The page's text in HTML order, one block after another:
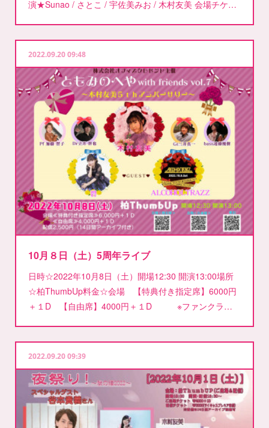
演★Sunao / さとこ / 宇佐美みお / 木村友美 会場チケ…
2022.09.20 09:48
10月８日（土）5周年ライブ
日時☆2022年10月8日（土）開場12:30 開演13:00場所
☆柏ThumbUp料金☆会場 【特典付き指定席】6000円
＋１D 【自由席】4000円＋１D ※ファンクラ…
2022.09.20 09:39